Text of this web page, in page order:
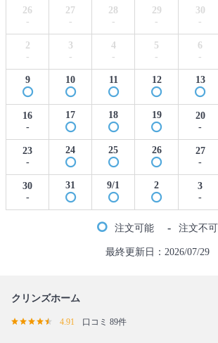
26
-
27
-
28
-
29
-
30
-
2
-
3
-
4
-
5
-
6
-
9 10 11 12 13
16
-
17 18 19
20
-
23
-
24 25 26
27
-
30
-
31 9/1 2
3
-
注文可能 - 注文不可
最終更新日：2026/07/29
クリンズホーム
4.91 口コミ 89件